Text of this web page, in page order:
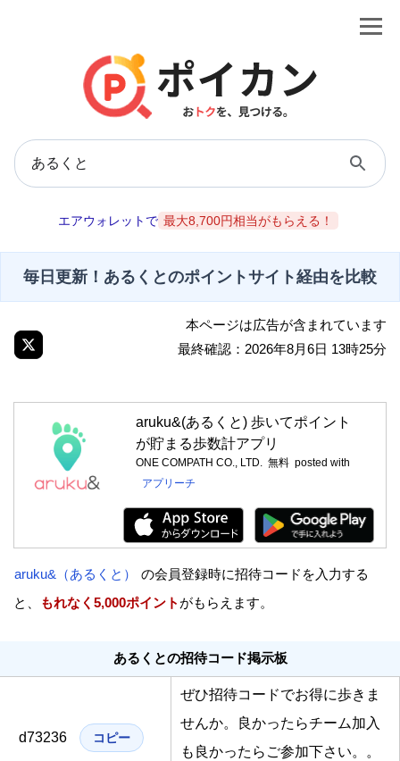
エアウォレットで 最大8,700円相当がもらえる！
毎日更新！あるくとのポイントサイト経由を比較
本ページは広告が含まれています
最終確認：2026年8月6日 13時25分
aruku&(あるくと) 歩いてポイント
が貯まる歩数計アプリ
ONE COMPATH CO., LTD. 無料 posted with
アプリーチ
aruku&（あるくと）
の会員登録時に招待コードを入力する
と、
もれなく5,000ポイント がもらえます。
あるくとの招待コード掲示板
d73236 コピー
ぜひ招待コードでお得に歩きま
せんか。良かったらチーム加入
も良かったらご参加下さい。。